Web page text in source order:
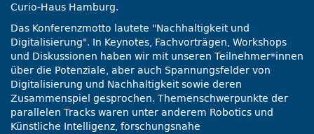
Curio-Haus Hamburg.
Das Konferenzmotto lautete
Nachhaltigkeit und
Digitalisierung . In Keynotes, Fachvorträgen, Workshops
und Diskussionen haben wir mit unseren Teilnehmer*innen
über die Potenziale, aber auch Spannungsfelder von
Digitalisierung und Nachhaltigkeit sowie deren
Zusammenspiel gesprochen. Themenschwerpunkte der
parallelen Tracks waren unter anderem Robotics und
Künstliche Intelligenz, forschungsnahe